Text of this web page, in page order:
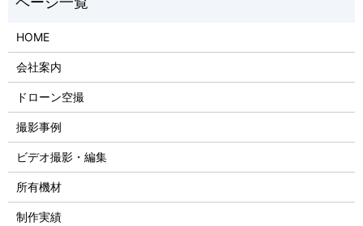
HOME
会社案内
ドローン空撮
撮影事例
ビデオ撮影・編集
所有機材
制作実績